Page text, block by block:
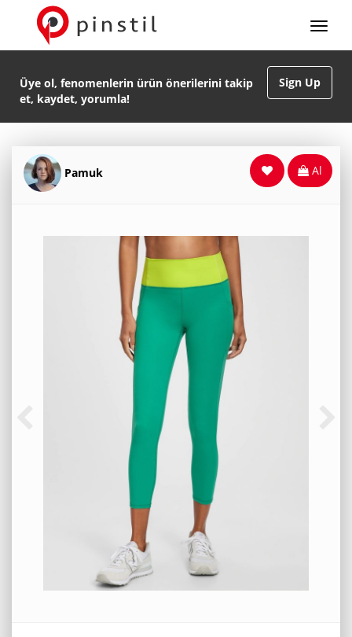
Sign Up
Üye ol, fenomenlerin ürün önerilerini takip
et, kaydet, yorumla!
Pamuk Al